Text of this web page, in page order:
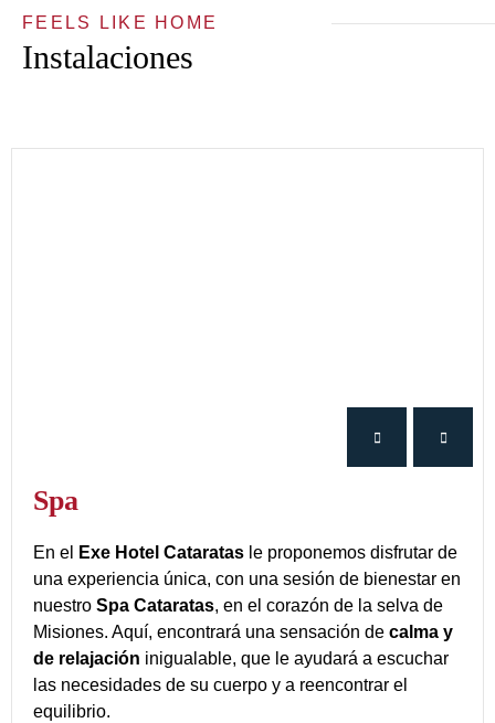
FEELS LIKE HOME
Instalaciones
Spa
En el Exe Hotel Cataratas le proponemos disfrutar de
una experiencia única, con una sesión de bienestar en
nuestro Spa Cataratas, en el corazón de la selva de
Misiones. Aquí, encontrará una sensación de calma y
de relajación inigualable, que le ayudará a escuchar
las necesidades de su cuerpo y a reencontrar el
equilibrio.